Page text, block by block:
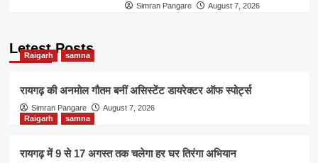
Simran Pangare August 7, 2026
Letest Posts
Raigarh samna
रायगढ़ की अनमोल गौतम बनीं असिस्टेंट डायरेक्टर ऑफ स्पोर्ट्स
Simran Pangare
August 7, 2026
Raigarh
samna
रायगढ़ में 9 से 17 अगस्त तक चलेगा हर घर तिरंगा अभियान